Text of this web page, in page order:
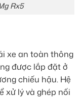
Rx5
xe an toàn thông
được lắp đặt ở
chiếu hậu. Hệ
xử lý và ghép nối